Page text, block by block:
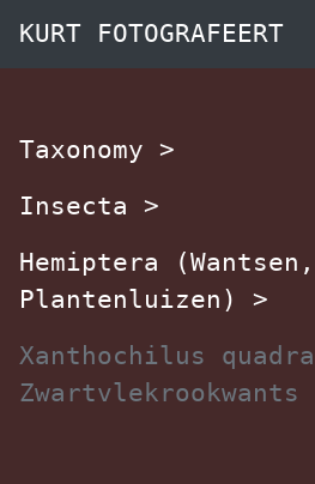
KURT FOTOGRAFEERT
Taxonomy >
Insecta >
Hemiptera
Plantenluizen) >
Xanthochilus
Zwartvlekrookwants